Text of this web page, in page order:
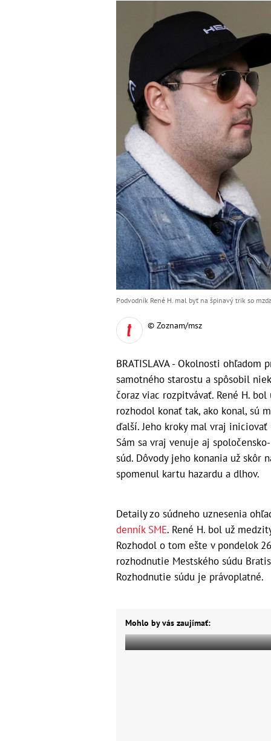
Podvodník René H. mal byť na špinavý trik so
© Zoznam/msz
BRATISLAVA - Okolnosti
samotného starostu a spôsobil
čoraz viac rozpitvávať. René H.
rozhodol konať tak, ako konal, sú
ďalší. Jeho kroky mal vraj
Sám sa vraj venuje aj
súd. Dôvody jeho konania už skôr
spomenul kartu hazardu a dlhov.
Detaily zo súdneho uznesenia
denník SME. René H. bol už
Rozhodol o tom ešte v pondelok
rozhodnutie Mestského súdu
Rozhodnutie súdu je právoplatné.
Mohlo by vás zaujímať: